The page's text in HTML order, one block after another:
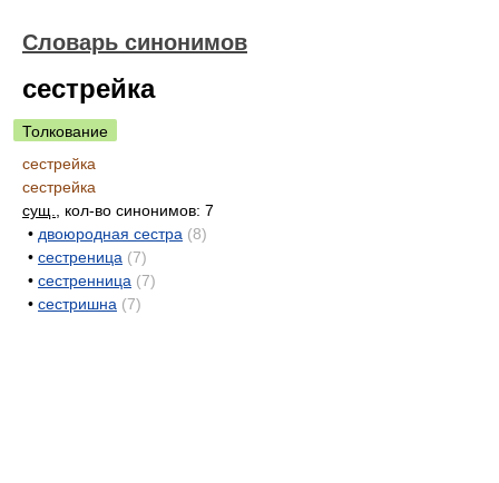
Словарь синонимов
сестрейка
Толкование
сестрейка
сестрейка
сущ.
, кол-во синонимов: 7
• двоюродная сестра (8)
• сестреница (7)
• сестренница (7)
• сестришна (7)